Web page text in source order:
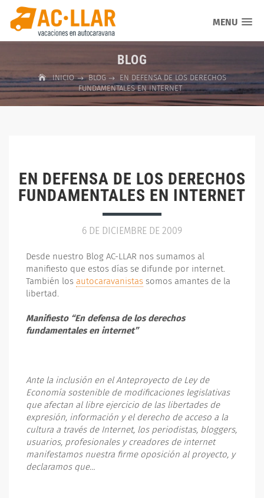
MENU
BLOG
INICIO BLOG
EN DEFENSA DE LOS DERECHOS
FUNDAMENTALES EN INTERNET
EN DEFENSA DE LOS DERECHOS
FUNDAMENTALES EN INTERNET
6 DE DICIEMBRE DE 2009
Desde nuestro Blog AC-LLAR nos sumamos al
manifiesto que estos días se difunde por internet.
También los autocaravanistas somos amantes de la
libertad.
Manifiesto “En defensa de los derechos
fundamentales en internet”
Ante la inclusión en el Anteproyecto de Ley de
Economía sostenible de modificaciones legislativas
que afectan al libre ejercicio de las libertades de
expresión, información y el derecho de acceso a la
cultura a través de Internet, los periodistas, bloggers,
usuarios, profesionales y creadores de internet
manifestamos nuestra firme oposición al proyecto, y
declaramos que…